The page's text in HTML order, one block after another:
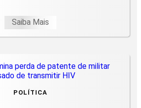
Saiba Mais
POLÍTICA